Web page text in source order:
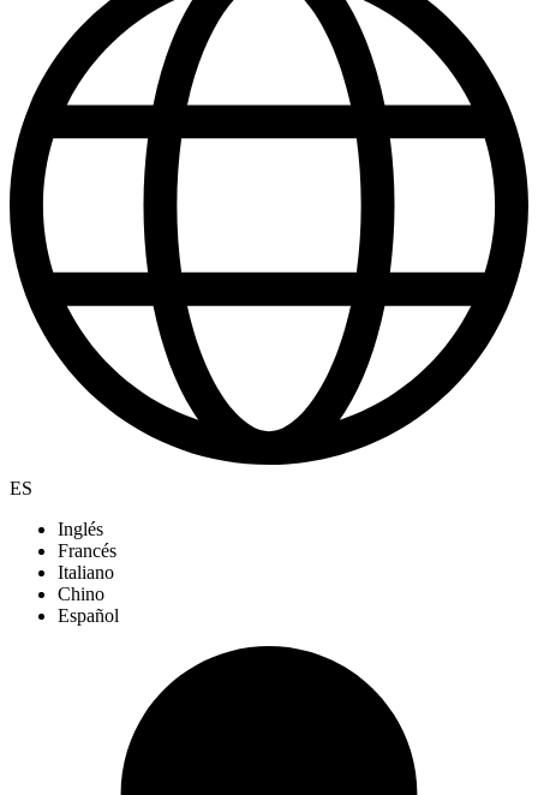
ES
Inglés
Francés
Italiano
Chino
Español